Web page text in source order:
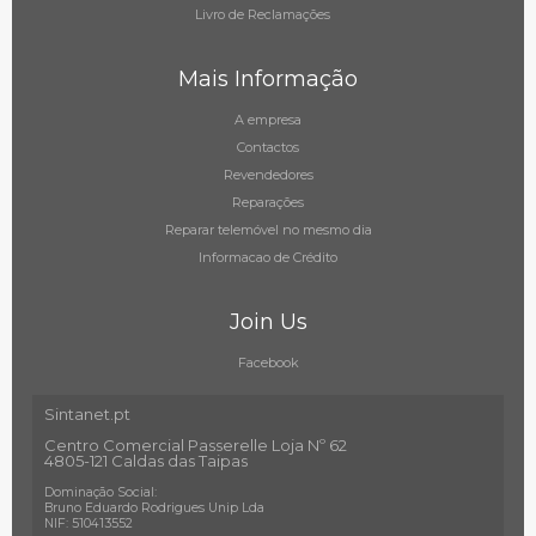
Livro de Reclamações
Mais Informação
A empresa
Contactos
Revendedores
Reparações
Reparar telemóvel no mesmo dia
Informacao de Crédito
Join Us
Facebook
Sintanet.pt
Centro Comercial Passerelle Loja Nº 62
4805-121 Caldas das Taipas
Dominação Social:
Bruno Eduardo Rodrigues Unip Lda
NIF: 510413552